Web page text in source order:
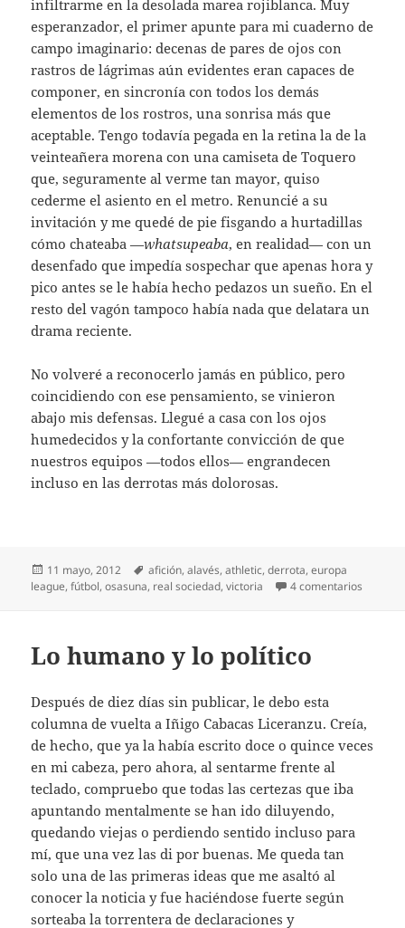
infiltrarme en la desolada marea rojiblanca. Muy
esperanzador, el primer apunte para mi cuaderno de
campo imaginario: decenas de pares de ojos con
rastros de lágrimas aún evidentes eran capaces de
componer, en sincronía con todos los demás
elementos de los rostros, una sonrisa más que
aceptable. Tengo todavía pegada en la retina la de la
veinteañera morena con una camiseta de Toquero
que, seguramente al verme tan mayor, quiso
cederme el asiento en el metro. Renuncié a su
invitación y me quedé de pie fisgando a hurtadillas
cómo chateaba —whatsupeaba, en realidad— con un
desenfado que impedía sospechar que apenas hora y
pico antes se le había hecho pedazos un sueño. En el
resto del vagón tampoco había nada que delatara un
drama reciente.
No volveré a reconocerlo jamás en público, pero
coincidiendo con ese pensamiento, se vinieron
abajo mis defensas. Llegué a casa con los ojos
humedecidos y la confortante convicción de que
nuestros equipos —todos ellos— engrandecen
incluso en las derrotas más dolorosas.
Publicado
el
11 mayo, 2012 Etiquetas
afición,alavés,athletic,derrota,europa
league,fútbol,osasuna, real sociedad,victoria 4 comentarios
Lo humano y lo político
Después de diez días sin publicar, le debo esta
columna de vuelta a Iñigo Cabacas Liceranzu. Creía,
de hecho, que ya la había escrito doce o quince veces
en mi cabeza, pero ahora, al sentarme frente al
teclado, compruebo que todas las certezas que iba
apuntando mentalmente se han ido diluyendo,
quedando viejas o perdiendo sentido incluso para
mí, que una vez las di por buenas. Me queda tan
solo una de las primeras ideas que me asaltó al
conocer la noticia y fue haciéndose fuerte según
sorteaba la torrentera de declaraciones y